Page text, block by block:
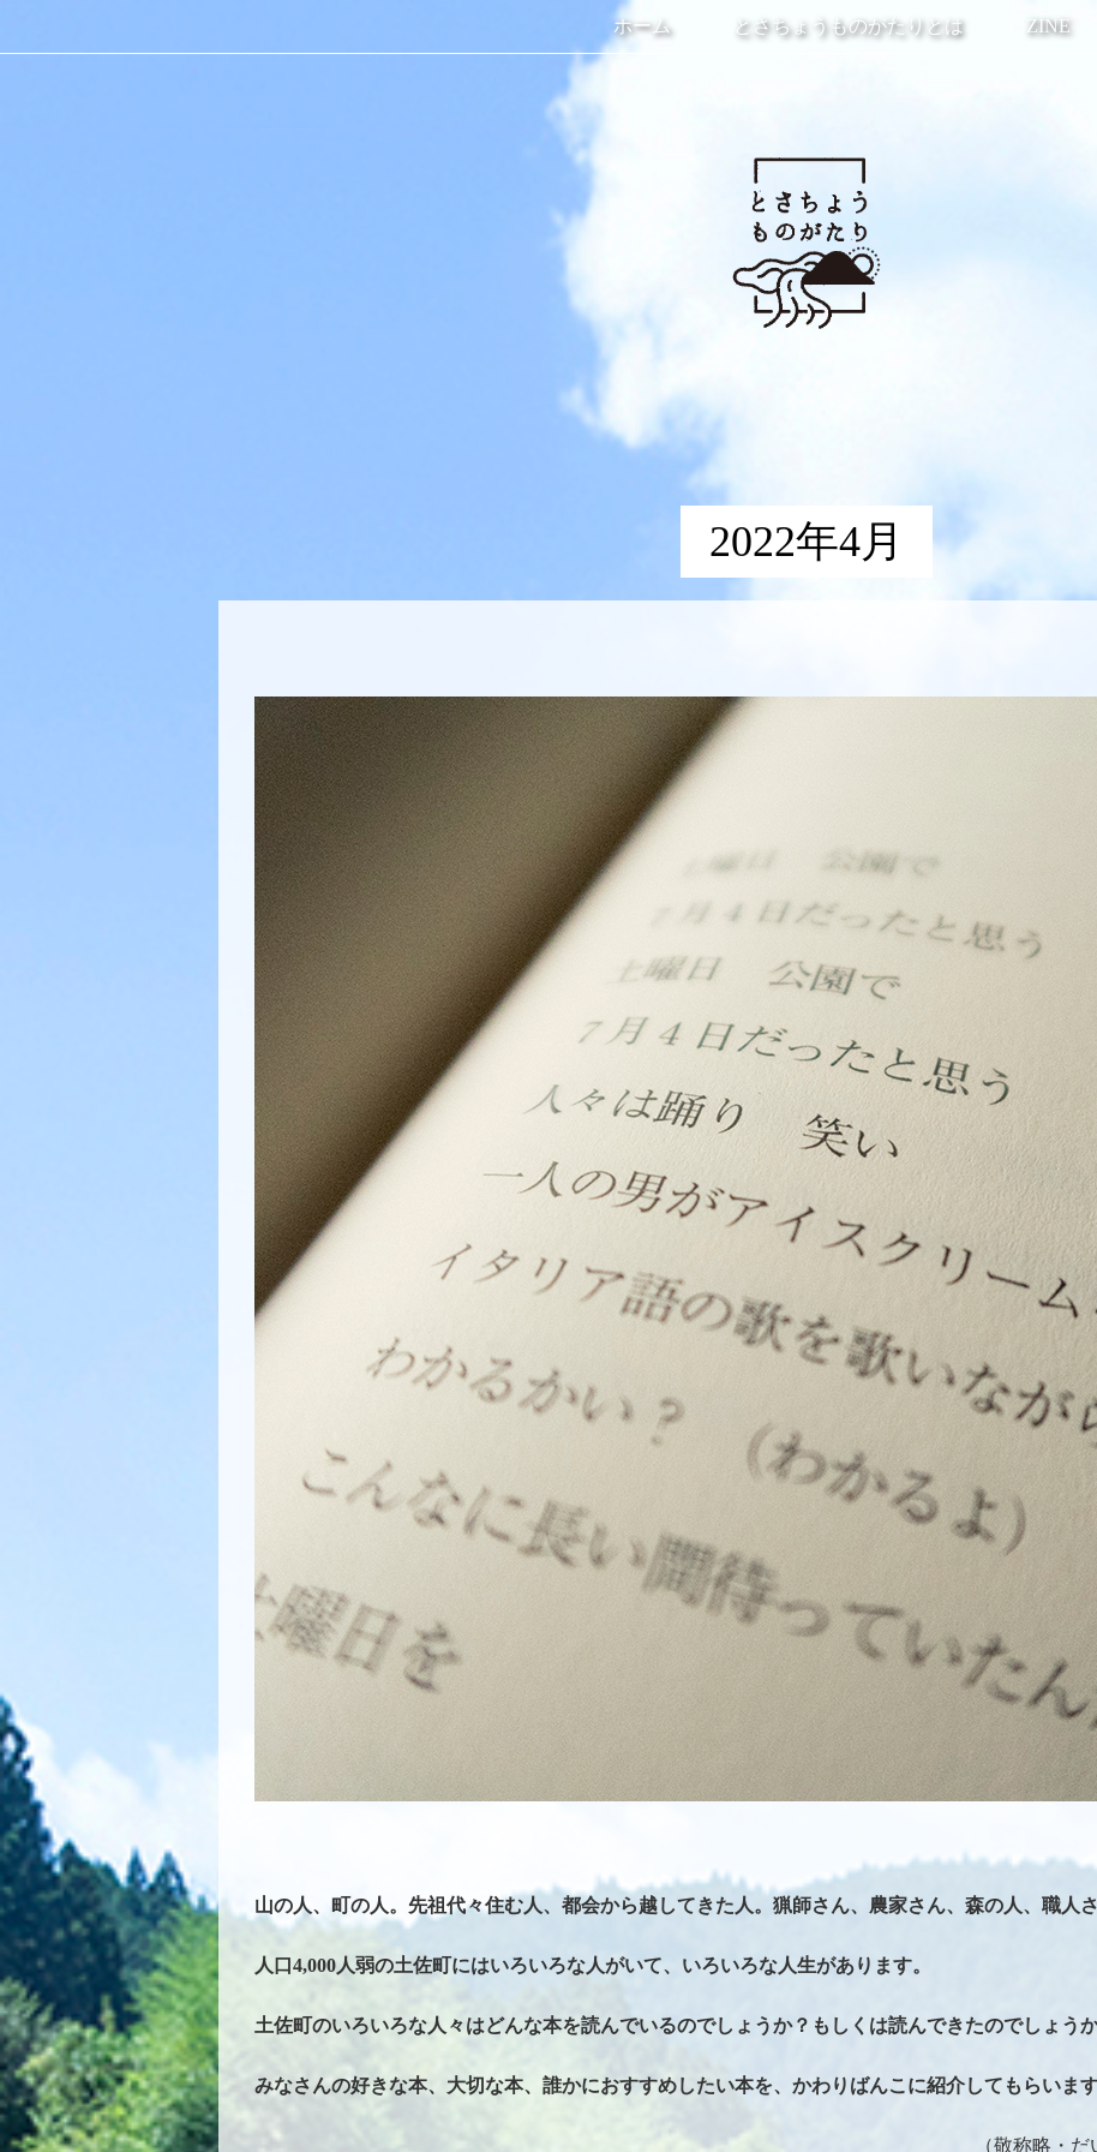
ホーム とさちょうものがたりとは ZINE
2022年4月
山の人、町の人。先祖代々住む人、都会から越してきた人。猟師さん、農家さん、森の人、職人
人口4,000人弱の土佐町にはいろいろな人がいて、いろいろな人生があります。
土佐町のいろいろな人々はどんな本を読んでいるのでしょうか？もしくは読んできたのでしょう
みなさんの好きな本、大切な本、誰かにおすすめしたい本を、かわりばんこに紹介してもらいます
（敬称略・